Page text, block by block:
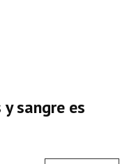
y sangre es